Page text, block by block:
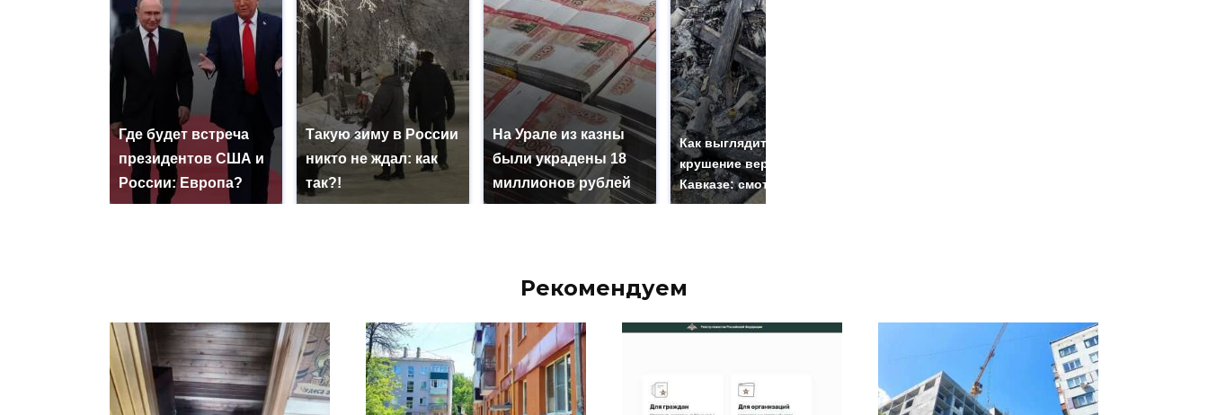
Где будет встреча
президентов США и
России: Европа?
Такую зиму в России
никто не ждал: как
так?!
На Урале из казны
были украдены 18
миллионов рублей
Как выглядит место
крушение вертолета на
Кавказе: смотреть
Рекомендуем